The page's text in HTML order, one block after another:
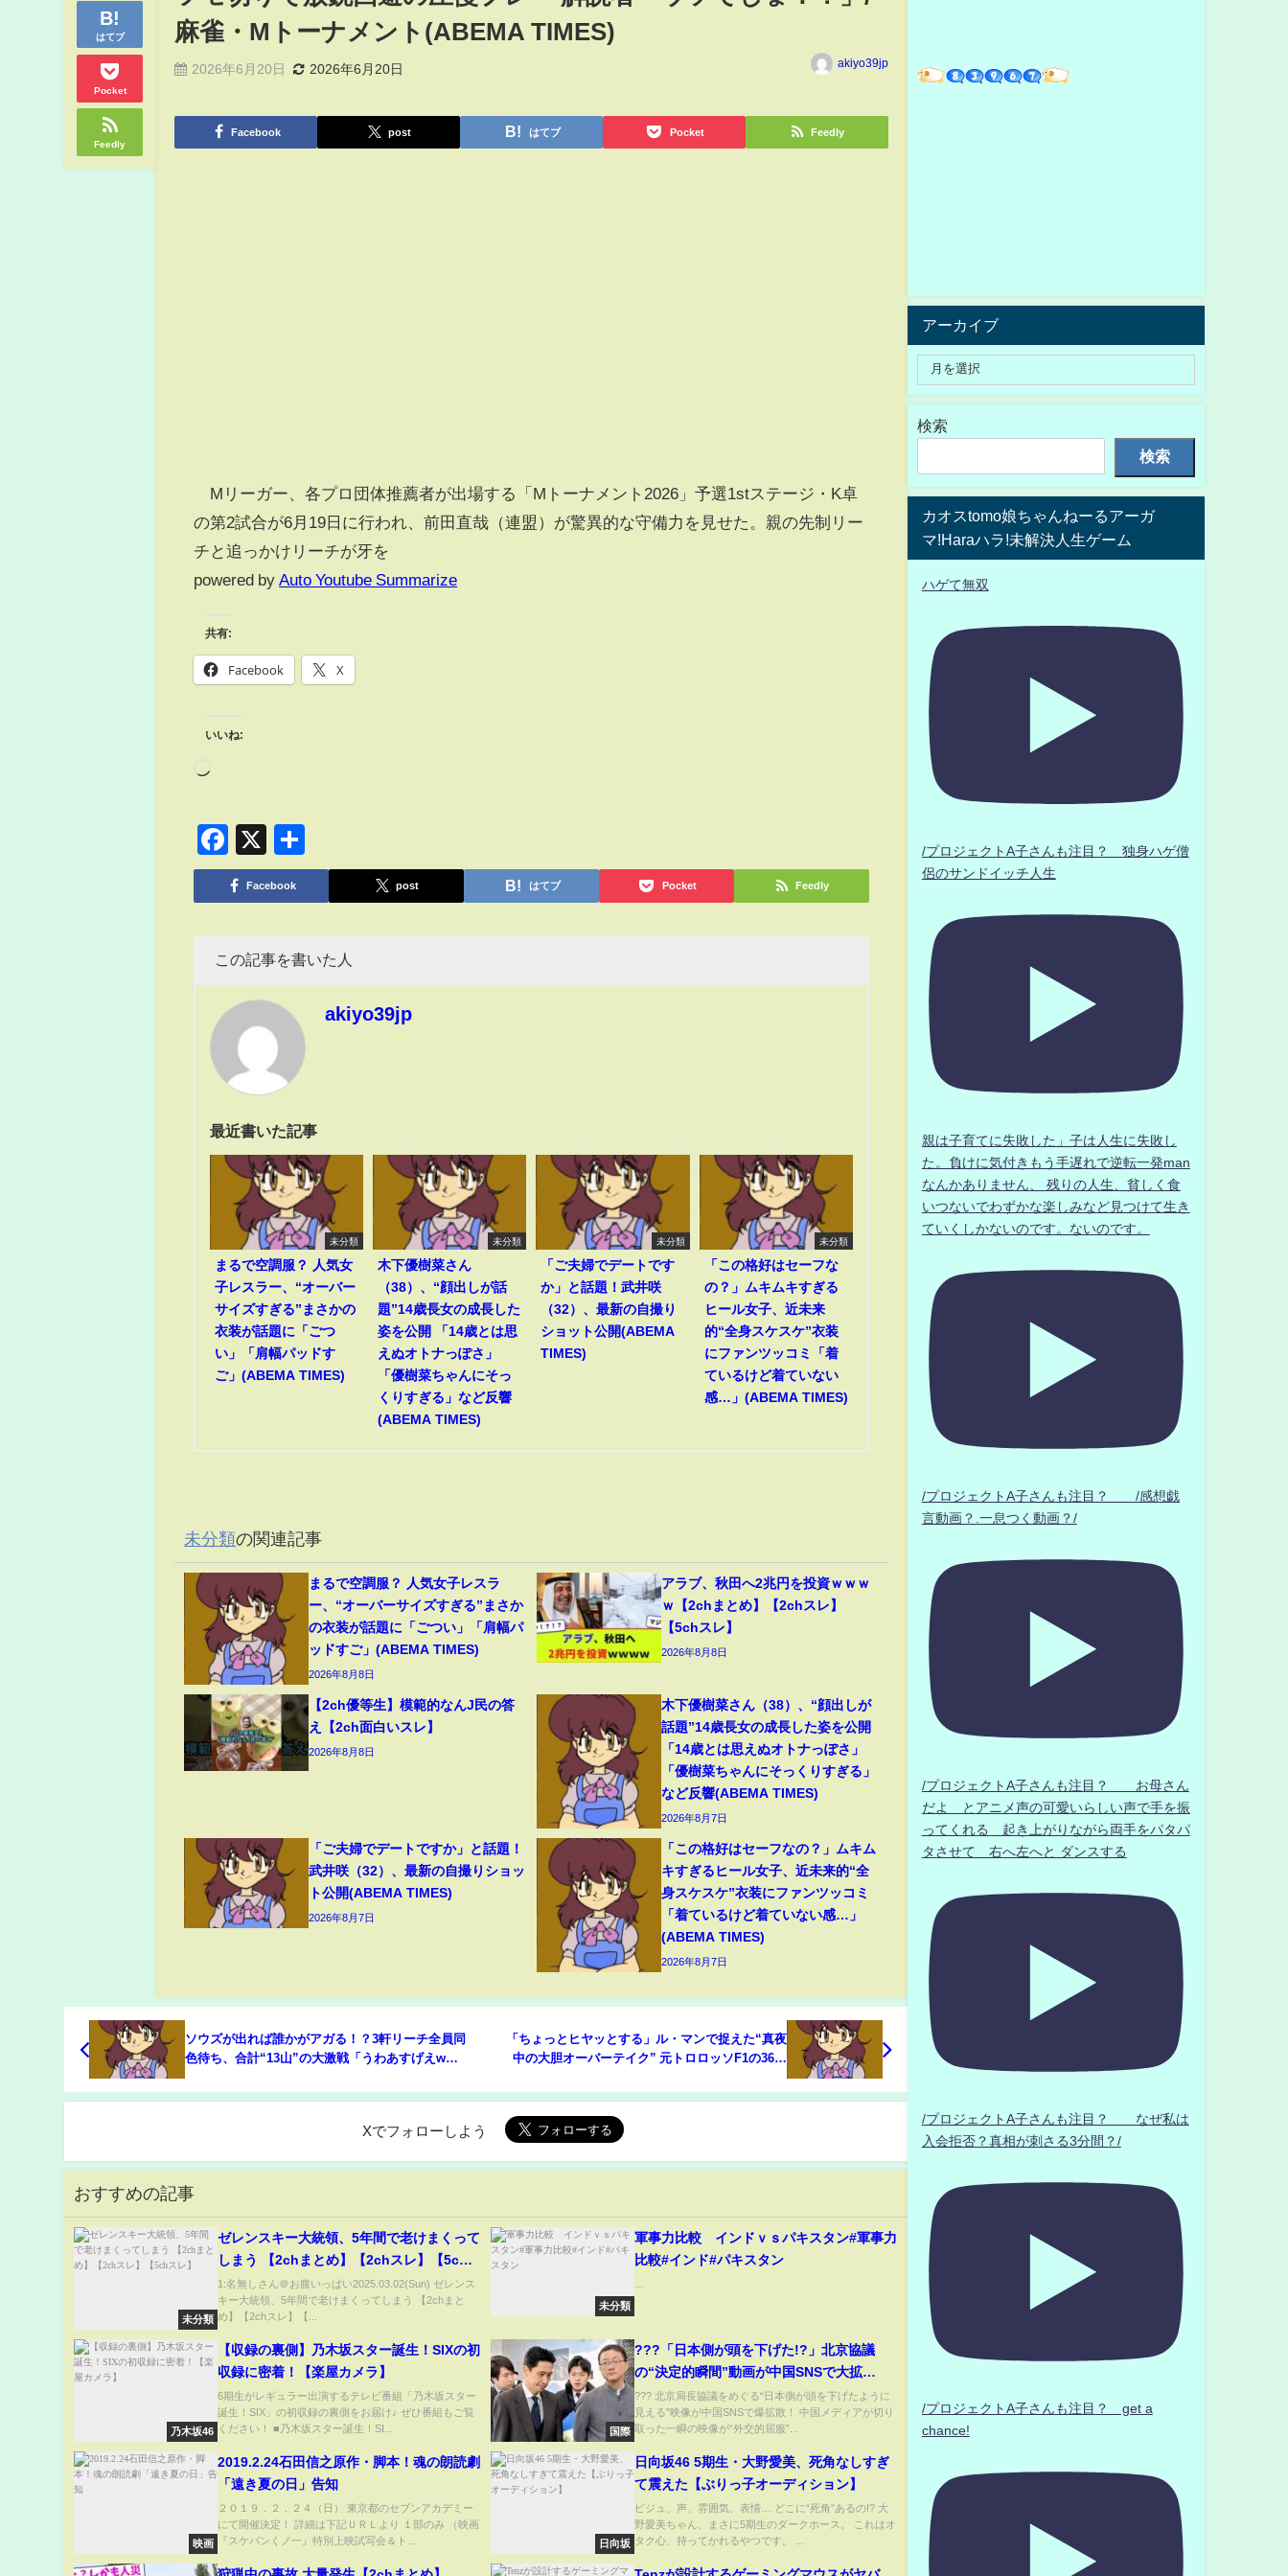
はてブ
Pocket
Feedly
麻雀・Mトーナメント(ABEMA TIMES)
2026年6月20日 2026年6月20日 akiyo39jp
Facebook post はてブ Pocket Feedly
Mリーガー、各プロ団体推薦者が出場する「Mトーナメント2026」予選1stステージ・K卓
の第2試合が6月19日に行われ、前田直哉（連盟）が驚異的な守備力を見せた。親の先制リー
チと追っかけリーチが牙を
powered by Auto Youtube Summarize
共有:
Facebook X
いいね:
Facebook
X
有
Facebook post はてブ Pocket Feedly
この記事を書いた人
akiyo39jp
最近書いた記事
未分類
まるで空調服？ 人気女
子レスラー、“オーバー
サイズすぎる”まさかの
衣装が話題に「ごつ
い」「肩幅パッドす
ご」(ABEMA TIMES)
未分類
木下優樹菜さん
（38）、“顔出しが話
題”14歳長女の成長した
姿を公開 「14歳とは思
えぬオトナっぽさ」
「優樹菜ちゃんにそっ
くりすぎる」など反響
(ABEMA TIMES)
未分類
「ご夫婦でデートです
か」と話題！武井咲
（32）、最新の自撮り
ショット公開(ABEMA
TIMES)
未分類
「この格好はセーフな
の？」ムキムキすぎる
ヒール女子、近未来
的“全身スケスケ”衣装
にファンツッコミ「着
ているけど着ていない
感…」(ABEMA TIMES)
未分類の関連記事
まるで空調服？ 人気女子レスラ
ー、“オーバーサイズすぎる”まさか
の衣装が話題に「ごつい」「肩幅パ
ッドすご」(ABEMA TIMES)
2026年8月8日
アラブ、秋田へ2兆円を投資ｗｗｗ
ｗ【2chまとめ】【2chスレ】
【5chスレ】
2026年8月8日
【2ch優等生】模範的なんJ民の答
え【2ch面白いスレ】
2026年8月8日
木下優樹菜さん（38）、“顔出しが
話題”14歳長女の成長した姿を公開
「14歳とは思えぬオトナっぽさ」
「優樹菜ちゃんにそっくりすぎる」
など反響(ABEMA TIMES)
2026年8月7日
「ご夫婦でデートですか」と話題！
武井咲（32）、最新の自撮りショッ
ト公開(ABEMA TIMES)
2026年8月7日
「この格好はセーフなの？」ムキム
キすぎるヒール女子、近未来的“全
身スケスケ”衣装にファンツッコミ
「着ているけど着ていない感…」
(ABEMA TIMES)
2026年8月7日
ソウズが出れば誰かがアガる！？3軒リーチ全員同
色待ち、合計“13山”の大激戦「うわあすげえw」/
「ちょっとヒヤッとする」ル・マンで捉えた“真夜
中の大胆オーバーテイク” 元トロロッソF1の36歳
Xでフォローしよう
おすすめの記事
未分類
ゼレンスキー大統領、5年間で老けまくって
しまう 【2chまとめ】【2chスレ】【5ch
スレ】
1:名無しさん＠お腹いっぱい2025.03.02(Sun) ゼレンス
キー大統領、5年間で老けまくってしまう 【2chまと
め】【2chスレ】【...
未分類
軍事力比較 インドｖｓパキスタン#軍事力
比較#インド#パキスタン
乃木坂46
【収録の裏側】乃木坂スター誕生！SIXの初
収録に密着！【楽屋カメラ】
6期生がレギュラー出演するテレビ番組「乃木坂スター
誕生！SIX」の初収録の裏側をお届け♪ ぜひ番組もご覧
ください！ ■乃木坂スター誕生！SI...
国際
???「日本側が頭を下げた!?」北京協議
の“決定的瞬間”動画が中国SNSで大拡
散???
??? 北京局長協議をめぐる“日本側が頭を下げたように
見える”映像が中国SNSで爆拡散！ 中国メディアが切り
取った一瞬の映像が“外交的屈服”...
映画
2019.2.24石田信之原作・脚本！魂の朗読劇
「遠き夏の日」告知
２０１９．２．２４（日） 東京都のセブンアカデミー
にて開催決定！ 詳細は下記ＵＲＬより １部のみ （映画
『スケバンくノ一』特別上映試写会＆ト...
日向坂
日向坂46 5期生・大野愛美、死角なしすぎ
て震えた【ぶりっ子オーディション】
ビジュ、声、雰囲気、表情… どこに“死角”あるの!? 大
野愛美ちゃん、まさに5期生のダークホース。 これはオ
タク心、持ってかれるやつです。 ...
アーカイブ
検索
検索
カオスtomo娘ちゃんねーるアーガ
マ!Haraハラ!未解決人生ゲーム
ハゲて無双
/プロジェクトA子さんも注目？ 独身ハゲ僧
侶のサンドイッチ人生
親は子育てに失敗した」子は人生に失敗し
た。負けに気付きもう手遅れで逆転一発man
なんかありません、 残りの人生、貧しく食
いつないでわずかな楽しみなど見つけて生き
ていくしかないのです。ないのです。
/プロジェクトA子さんも注目？ /感想戯
言動画？.一息つく動画？/
/プロジェクトA子さんも注目？ お母さん
だよ とアニメ声の可愛いらしい声で手を振
ってくれる 起き上がりながら両手をパタパ
タさせて 右へ左へと ダンスする
/プロジェクトA子さんも注目？ なぜ私は
入会拒否？真相が刺さる3分間？/
/プロジェクトA子さんも注目？ get a
chance!